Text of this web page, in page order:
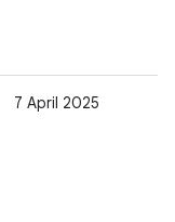
7 April 2025